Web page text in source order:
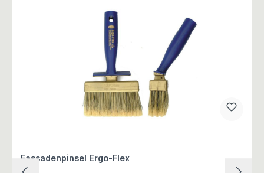
Fassadenpinsel Ergo-Flex